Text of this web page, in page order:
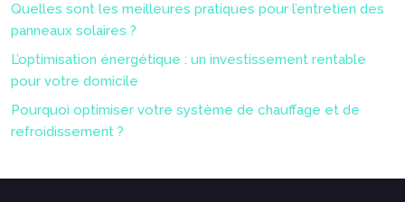
Quelles sont les meilleures pratiques pour l’entretien des
panneaux solaires ?
L’optimisation énergétique : un investissement rentable
pour votre domicile
Pourquoi optimiser votre système de chauffage et de
refroidissement ?